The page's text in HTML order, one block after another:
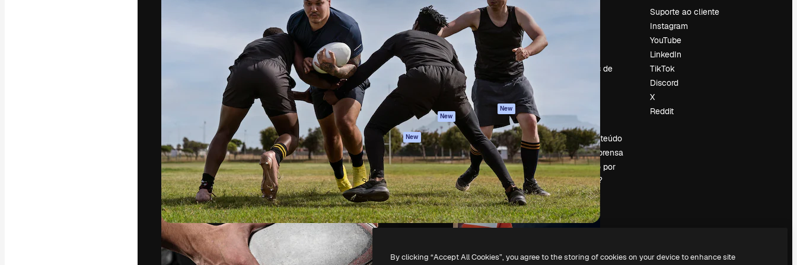
A plataforma criativa para você direcionar
seu melhor trabalho. Mais de 1 milhão de
assinantes entre criativos, empresas,
agências e estúdios.
Português
Assistente de IA
Gerador de
imagens
Gerador de vídeos
Texto para voz
Conteúdo de stock
MCP para
Claude/ChatGPT
New
Agentes New
API
App móvel
Todas as
ferramentas
Academy
Documentação
Atendimento
Termos e
condições
Política de
privacidade
Originais
New
Política de cookies
Central de
confiabilidade
Afiliados
Empresas
Tendências de
Slidesgo
Vender conteúdo
Sala de imprensa
Procurando por
magnific.ai?
Suporte ao cliente
Instagram
YouTube
LinkedIn
TikTok
Discord
X
Reddit
Copyright © 2010-2026 Freepik Company S.L.U.Todos os direitos reservados.
By clicking “Accept All Cookies”, you agree to the storing of cookies on your device to enhance site